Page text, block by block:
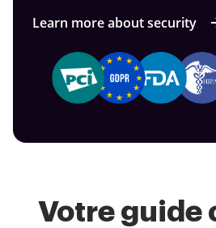
Learn more about security
Votre guide